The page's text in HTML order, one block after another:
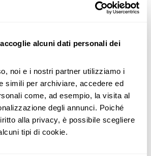
alcuni dati personali dei
noi e i nostri partner utilizziamo i
simili per archiviare, accedere ed
come, ad esempio, la visita al
degli annunci. Poiché
alla privacy, è possibile scegliere
tipi di cookie.